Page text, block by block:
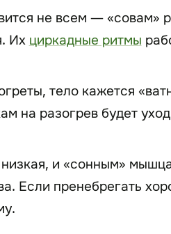
не всем — «совам»
Их циркадные ритмы
тело кажется
на разогрев будет
и «сонным»
Если пренебрегать